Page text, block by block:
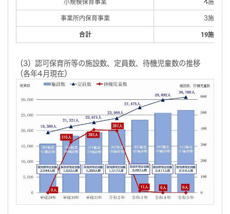
小規模保育事業 4施設
事業所内保育事業 3施設
合計 19施設
（3）認可保育所等の施設数、定員数、待機児童数の推移
（各年4月現在）